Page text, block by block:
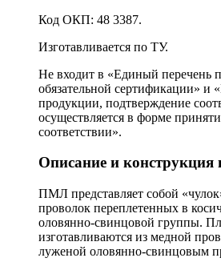
Код ОКП: 48 3387.
Изготавливается по ТУ.
Не входит в «Единый перечень
обязательной сертификации» и
продукции, подтверждение
осуществляется в форме
соответствии».
Описание и
ПМЛ представляет собой
проволок переплетенных в
оловянно-свинцовой группы.
изготавливаются из медной
луженой оловянно-cвинцовым